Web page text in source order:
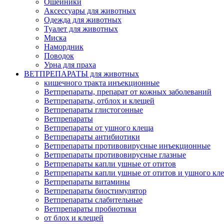
Аксессуары для животных
Одежда для животных
Туалет для животных
Миска
Намордник
Поводок
Урна для праха
ВЕТПРЕПАРАТЫ для животных
кишечного тракта инъекционные
Ветпрепараты, препарат от кожных заболеваний
Ветпрепараты, отблох и клещей
Ветпрепараты глистогонные
Ветпрепараты
Ветпрепараты от ушного клеща
Ветпрепараты антибиотики
Ветпрепараты противовирусные инъекционные
Ветпрепараты противовирусные глазные
Ветпрепараты капли ушные от отитов
Ветпрепараты капли ушные от отитов и ушного
Ветпрепараты витамины
Ветпрепараты биостимулятор
Ветпрепараты слабительные
Ветпрепараты пробиотики
от блох и клещей